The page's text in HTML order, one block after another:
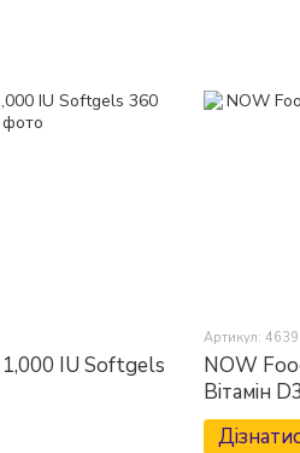
IU Softgels
Артикул:
NOW
Вітамін D3